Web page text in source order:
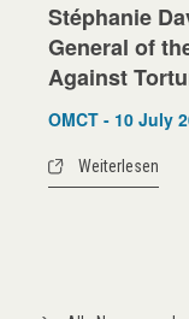
Stéphanie
General of
Against
OMCT - 10 July
Weiterlesen